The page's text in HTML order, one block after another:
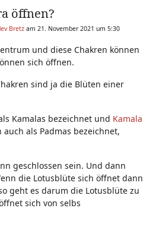
öffnen?
Bretz am 21. November 2021 um 5:30
und diese Chakren können
sich öffnen.
sind ja die Blüten einer
Kamalas bezeichnet und Kamala
auch als Padmas bezeichnet,
geschlossen sein. Und dann
die Lotusblüte sich öffnet dann
geht es darum die Lotusblüte zu
sich von selbs